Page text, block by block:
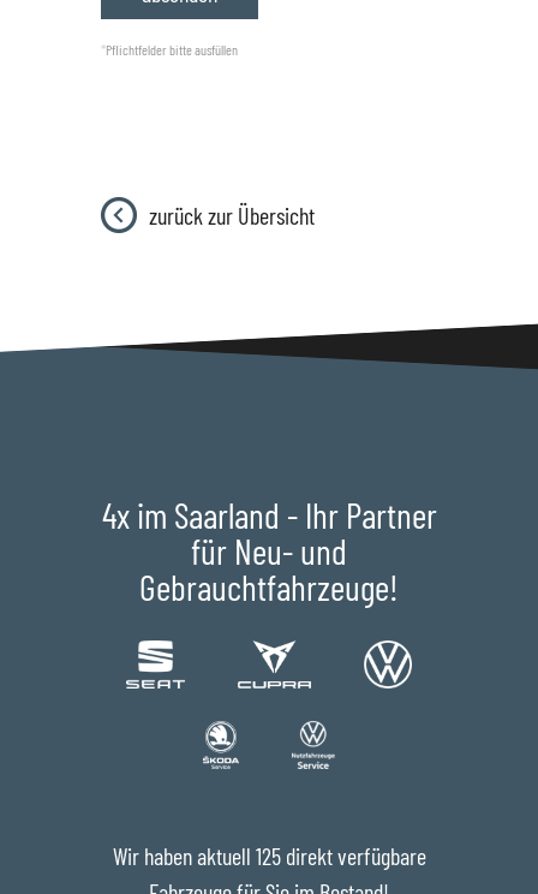
*Pflichtfelder bitte ausfüllen
zurück zur Übersicht
4x im Saarland - Ihr Partner
für Neu- und
Gebrauchtfahrzeuge!
Wir haben aktuell 125 direkt verfügbare